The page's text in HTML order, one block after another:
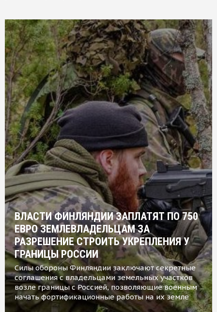
ВЛАСТИ ФИНЛЯНДИИ ЗАПЛАТЯТ ПО 750
ЕВРО ЗЕМЛЕВЛАДЕЛЬЦАМ ЗА
РАЗРЕШЕНИЕ СТРОИТЬ УКРЕПЛЕНИЯ У
ГРАНИЦЫ РОССИИ
Силы обороны Финляндии заключают секретные
соглашения с владельцами земельных участков
возле границы с Россией, позволяющие военным
начать фортификационные работы на их земле